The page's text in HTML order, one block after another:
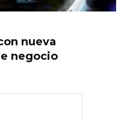
nueva
negocio